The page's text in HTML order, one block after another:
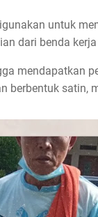
untuk
dari benda
mendapatkan
berbentuk satin,